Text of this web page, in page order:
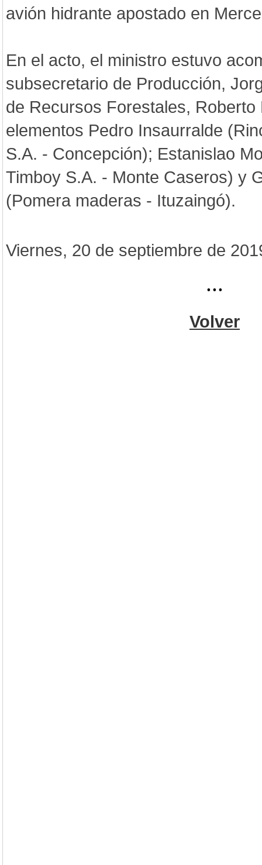
avión hidrante apostado en
En el acto, el ministro estuvo
subsecretario de Producción,
de Recursos Forestales,
elementos Pedro Insaurralde
S.A. - Concepción); Estanislao
Timboy S.A. - Monte Caseros) y
(Pomera maderas - Ituzaingó).
Viernes, 20 de septiembre de
...
Volver